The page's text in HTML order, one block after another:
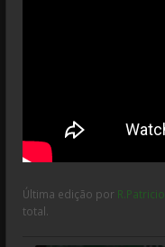
Última edição por R.Patricio
total.